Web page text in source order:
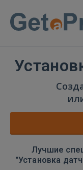
Лучшие
"Установка